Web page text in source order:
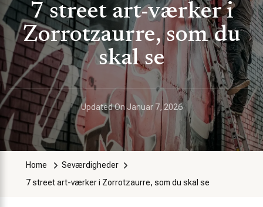
7 street art-værker i
Zorrotzaurre, som du
skal se
Updated On Januar 7, 2026
Home
Seværdigheder
7 street art-værker i Zorrotzaurre, som du skal se